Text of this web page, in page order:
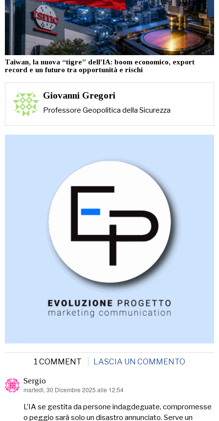
Taiwan, la nuova “tigre” dell’IA: boom economico, export
record e un futuro tra opportunità e rischi
Giovanni Gregori
Professore Geopolitica della Sicurezza
1 COMMENT LASCIA UN COMMENTO
Sergio
ha
martedì, 30 Dicembre 2025 alle 12:54
L’IA se gestita da persone indagdeguate, compromesse
o peggio sarà solo un disastro annunciato. Serve un